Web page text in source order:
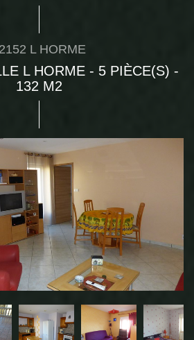
L HORME
L HORME - 5 PIÈCE(S) -
132 M2